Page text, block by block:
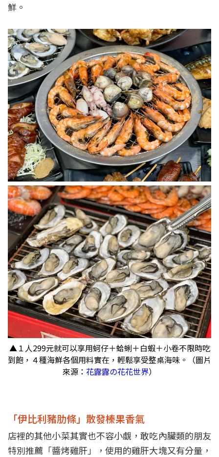
鮮。
▲１人299元就可以享用蚵仔＋蛤蜊＋白蝦＋小卷不限時吃
到飽，４種海鮮各個用料實在，輕鬆享受整桌海味。（圖片
來源： 花露露の花花世界）
「伊比利豬肋條」散發榛果香氣
店裡的其他小菜其實也不容小覷，敢吃內臟類的朋友
特別推薦「醬烤雞肝」，使用的雞肝大塊又有分量，